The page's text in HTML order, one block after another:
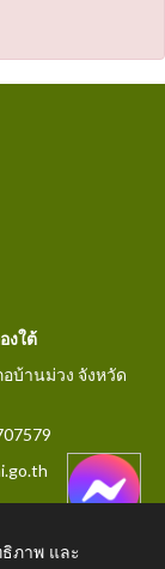
งใต้
บ้านม่วง จังหวัด
ภาพ และ